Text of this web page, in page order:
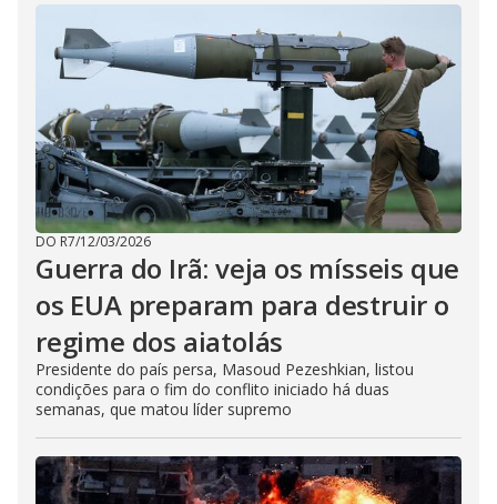
DO R7/12/03/2026
Guerra do Irã: veja os mísseis que
os EUA preparam para destruir o
regime dos aiatolás
Presidente do país persa, Masoud Pezeshkian, listou
condições para o fim do conflito iniciado há duas
semanas, que matou líder supremo